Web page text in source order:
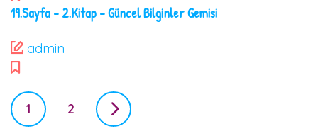
19.Sayfa – 2.Kitap – Güncel Bilginler Gemisi
admin
P
o 1 2